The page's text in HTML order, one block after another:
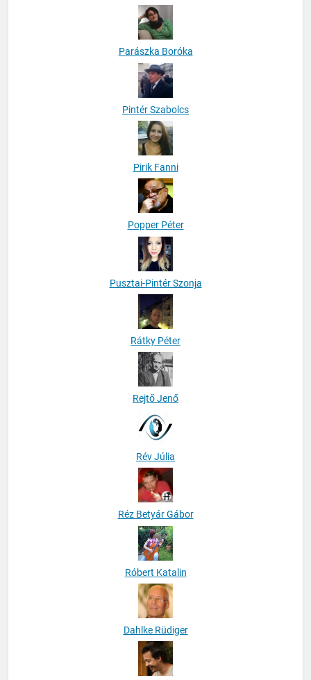
Parászka Boróka
Pintér Szabolcs
Pirik Fanni
Popper Péter
Pusztai-Pintér Szonja
Rátky Péter
Rejtő Jenő
Rév Júlia
Réz Betyár Gábor
Róbert Katalin
Dahlke Rüdiger